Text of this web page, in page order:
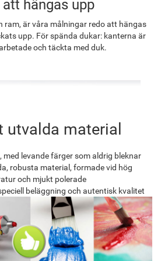
att hängas upp
ram, är våra målningar redo att hängas
upp. För spända dukar: kanterna är
och täckta med duk.
utvalda material
, med levande färger som aldrig bleknar
robusta material, formade vid hög
och mjukt polerade
beläggning och autentisk kvalitet